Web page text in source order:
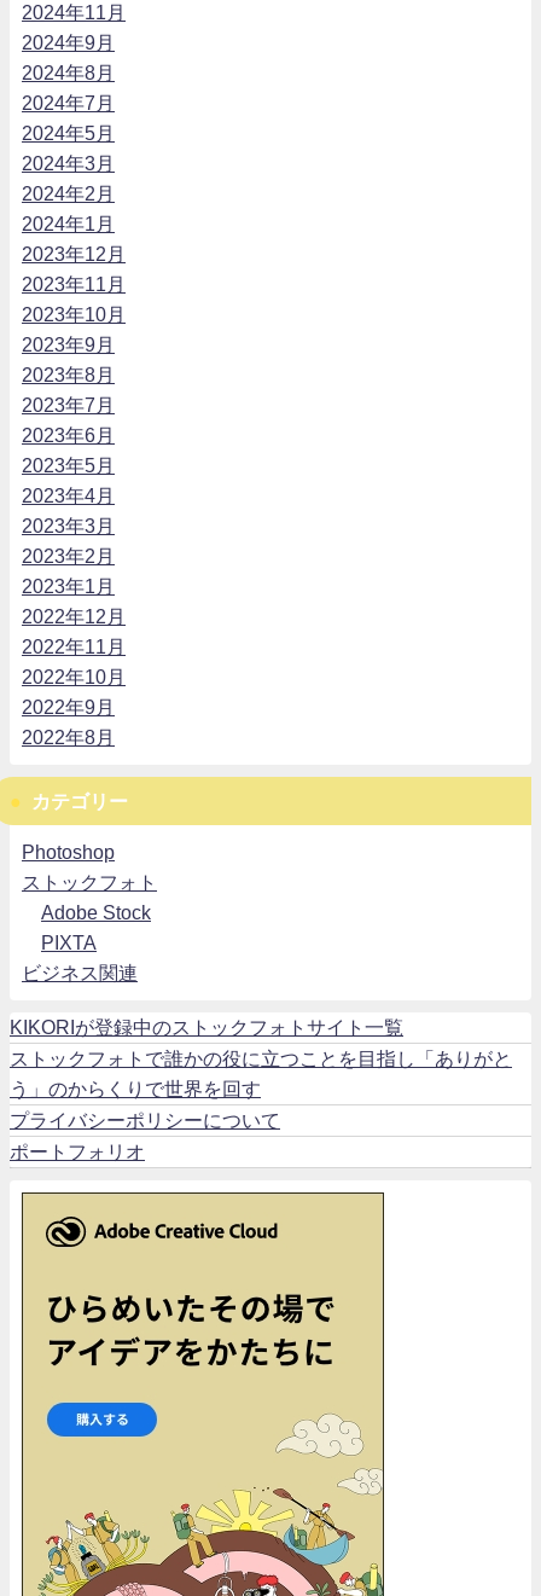
2024年11月
2024年9月
2024年8月
2024年7月
2024年5月
2024年3月
2024年2月
2024年1月
2023年12月
2023年11月
2023年10月
2023年9月
2023年8月
2023年7月
2023年6月
2023年5月
2023年4月
2023年3月
2023年2月
2023年1月
2022年12月
2022年11月
2022年10月
2022年9月
2022年8月
カテゴリー
Photoshop
ストックフォト
Adobe Stock
PIXTA
ビジネス関連
KIKORIが登録中のストックフォトサイト一覧
ストックフォトで誰かの役に立つことを目指し「ありがと
う」のからくりで世界を回す
プライバシーポリシーについて
ポートフォリオ